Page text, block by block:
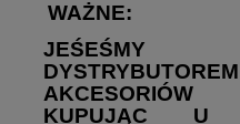
WAŻNE:
JEŚEŚMY
AKCESORIÓW
KUPUJĄC U